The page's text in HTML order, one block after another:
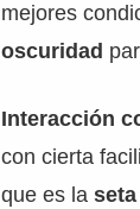
mejores
oscuridad
Interacción
con cierta
que es la